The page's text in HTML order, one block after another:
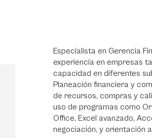
Especialista en Gerencia
experiencia en empresas
capacidad en diferentes
Planeación financiera y
de recursos, compras y
uso de programas como
Office, Excel avanzado,
negociación, y orientación